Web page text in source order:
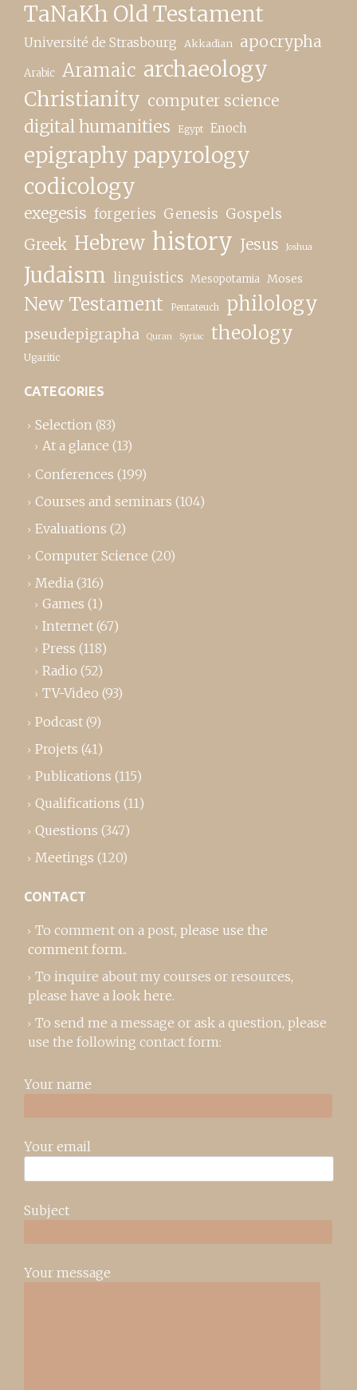
TaNaKh Old Testament
Université de Strasbourg Akkadian apocrypha
Arabic Aramaic archaeology
Christianity computer science
digital humanities Egypt Enoch
epigraphy papyrology
codicology
exegesis forgeries Genesis Gospels
Greek Hebrew history Jesus Joshua
Judaism linguistics Mesopotamia Moses
New Testament Pentateuch philology
pseudepigrapha Quran Syriac theology
Ugaritic
CATEGORIES
Selection (83)
At a glance (13)
Conferences (199)
Courses and seminars (104)
Evaluations (2)
Computer Science (20)
Media (316)
Games (1)
Internet (67)
Press (118)
Radio (52)
TV-Video (93)
Podcast (9)
Projets (41)
Publications (115)
Qualifications (11)
Questions (347)
Meetings (120)
CONTACT
To comment on a post, please use the
comment form..
To inquire about my courses or resources,
please have a look here.
To send me a message or ask a question, please
use the following contact form:
Your name
Your email
Subject
Your message